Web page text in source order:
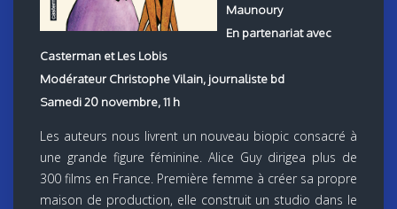
Maunoury
En partenariat avec
Casterman et Les Lobis
Modérateur Christophe Vilain, journaliste bd
Samedi 20 novembre, 11 h
Les auteurs nous livrent un nouveau biopic consacré à
une grande figure féminine. Alice Guy dirigea plus de
300 films en France. Première femme à créer sa propre
maison de production, elle construit un studio dans le